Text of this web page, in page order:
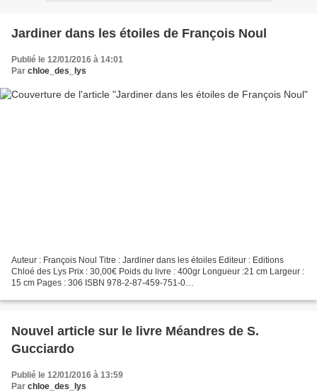
Jardiner dans les étoiles de François Noul
Publié le 12/01/2016 à 14:01
Par chloe_des_lys
Auteur : François Noul Titre : Jardiner dans les étoiles Editeur : Editions
Chloé des Lys Prix : 30,00€ Poids du livre : 400gr Longueur :21 cm Largeur :
15 cm Pages : 306 ISBN 978-2-87-459-751-0
BIOGRAPHIE...
Nouvel article sur le livre Méandres de S.
Publié le 12/01/2016 à 13:59
Par chloe_des_lys